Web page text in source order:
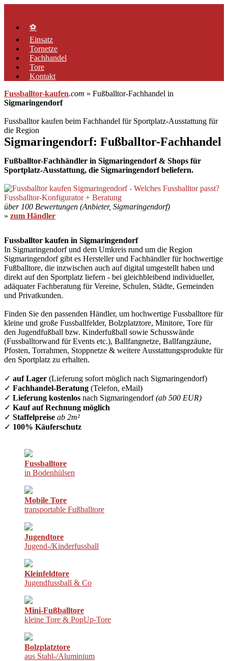
springen⚽
Einsatz
Tornetze
Fachhandel
Tore
Kontakt
Fussballtor-kaufen.com » Fußballtor-Fachhandel in
Sigmaringendorf
Fussballtor kaufen beim Fachhandel für Sportplatz-Ausstattung für
die Region
Sigmaringendorf: Fußballtor-Fachhandel
Fußballtor-Fachhändler in Sigmaringendorf & Shops für
Sportplatz-Ausstattung, die Sigmaringendorf beliefern.
über 100 Bewertungen (Anbieter, Sigmaringendorf)
» zum Händler
Fussballtor kaufen in Sigmaringendorf
In Sigmaringendorf und dem Umkreis rund um die Region
Sigmaringendorf gibt es Hersteller und Fachhändler für hochwertige
Fußballtore, die inzwischen auch auf digital umgestellt haben und
direkt auf den Sportplatz liefern - bei gleichbleibend individueller,
adäquater Fachberatung für Vereine, Schulen, Städte, Gemeinden
und Privatkunden.
Finden Sie den passenden Händler, um hochwertige Fussballtore für
kleine und große Fussballfelder, Bolzplatztore, Minitore, Tore für
den Jugendfußball bzw. Kinderfußball sowie Schusswände
(Fussballtorwand für Events etc.), Ballfangnetze, Ballfangzäune,
Pfosten, Torrahmen, Stoppnetze & weitere Ausstattungsprodukte für
den Sportplatz zu erhalten.
✓ auf Lager (Lieferung sofort möglich nach Sigmaringendorf)
✓ Fachhandel-Beratung (Telefon, eMail)
✓ Lieferung kostenlos nach Sigmaringendorf(ab 500 EUR)
✓ Kauf auf Rechnung möglich
✓ Staffelpreise ab 2m²
✓ 100% Käuferschutz
Fussballtore
in Bodenhülsen
Mobile Tore
transportable Fußballtore
Jugendtore
Jugend-/Kinderfussball
Kleinfeldtore
Jugendfussball & Co
Mini-Fußballtore
kleine Tore & PopUp-Tore
Bolzplatztore
aus Stahl-/Aluminium